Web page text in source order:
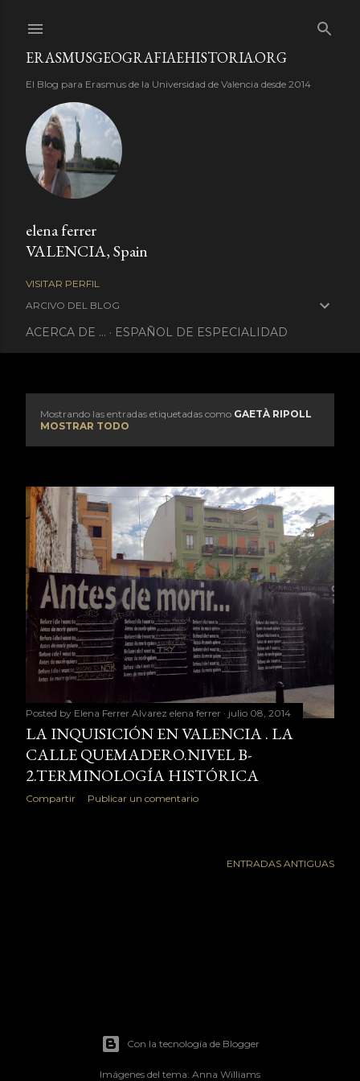
ERASMUSGEOGRAFIAEHISTORIA.ORG
El Blog para Erasmus de la Universidad de Valencia desde 2014
elena ferrer
VALENCIA, Spain
VISITAR PERFIL
ARCIVO DEL BLOG
ACERCA DE ... ESPAÑOL DE ESPECIALIDAD
t
r
a
d
a
s
Mostrando las entradas etiquetadas como GAETÀ RIPOLL
MOSTRAR TODO
Posted by Elena Ferrer Alvarez elena ferrer julio 08, 2014
LA INQUISICIÓN EN VALENCIA . LA
CALLE QUEMADERO.NIVEL B-
2.TERMINOLOGÍA HISTÓRICA
Compartir Publicar un comentario
ENTRADAS ANTIGUAS
Con la tecnología de Blogger
Imágenes del tema: Anna Williams